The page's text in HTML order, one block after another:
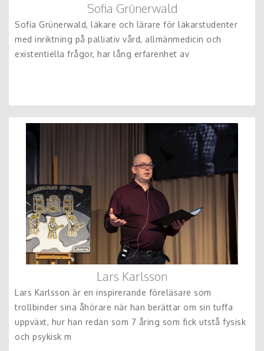
Sofia Grünerwald
Sofia Grünerwald, läkare och lärare för läkarstudenter
med inriktning på palliativ vård, allmänmedicin och
existentiella frågor, har lång erfarenhet av
Lars Karlsson
Lars Karlsson är en inspirerande föreläsare som
trollbinder sina åhörare när han berättar om sin tuffa
uppväxt, hur han redan som 7 åring som fick utstå fysisk
och psykisk m